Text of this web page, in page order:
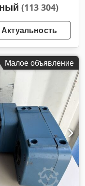
(113 304)
Малое объявление